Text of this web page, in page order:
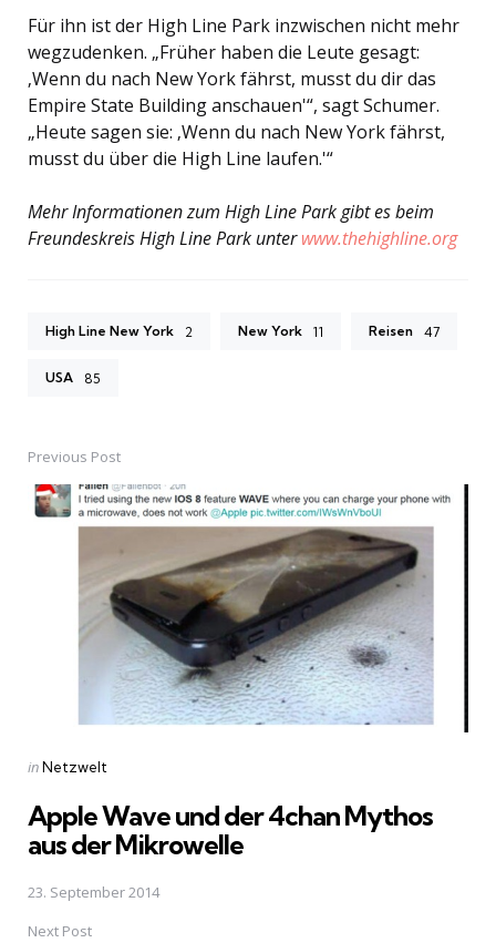
Für ihn ist der High Line Park inzwischen nicht mehr
wegzudenken. „Früher haben die Leute gesagt:
‚Wenn du nach New York fährst, musst du dir das
Empire State Building anschauen'“, sagt Schumer.
„Heute sagen sie: ‚Wenn du nach New York fährst,
musst du über die High Line laufen.'“
Mehr Informationen zum High Line Park gibt es beim
Freundeskreis High Line Park unterwww.thehighline.org
High Line New York 2 New York 11 Reisen 47
USA 85
Post
navigation
Previous Post
Posted
inNetzwelt
Apple Wave und der 4chan Mythos
aus der Mikrowelle
23. September 2014
Next Post